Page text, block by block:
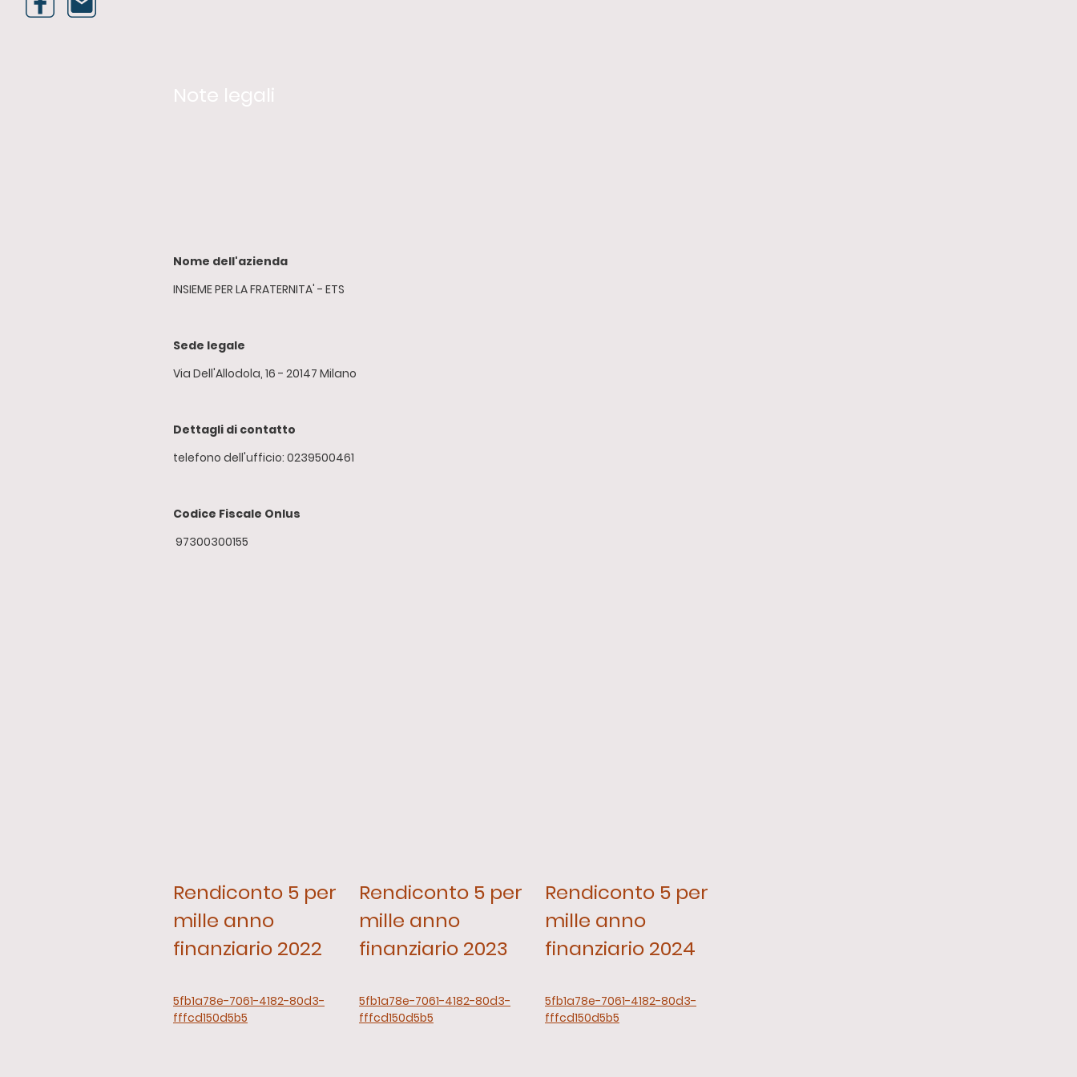
Note legali
Nome dell'azienda
INSIEME PER LA FRATERNITA' - ETS
Sede legale
Via Dell'Allodola, 16 - 20147 Milano
Dettagli di contatto
telefono dell'ufficio: 0239500461
Codice Fiscale Onlus
97300300155
Rendiconto 5 per
mille anno
finanziario 2022
5fb1a78e-7061-4182-80d3-
fffcd150d5b5
Rendiconto 5 per
mille anno
finanziario 2023
5fb1a78e-7061-4182-80d3-
fffcd150d5b5
Rendiconto 5 per
mille anno
finanziario 2024
5fb1a78e-7061-4182-80d3-
fffcd150d5b5